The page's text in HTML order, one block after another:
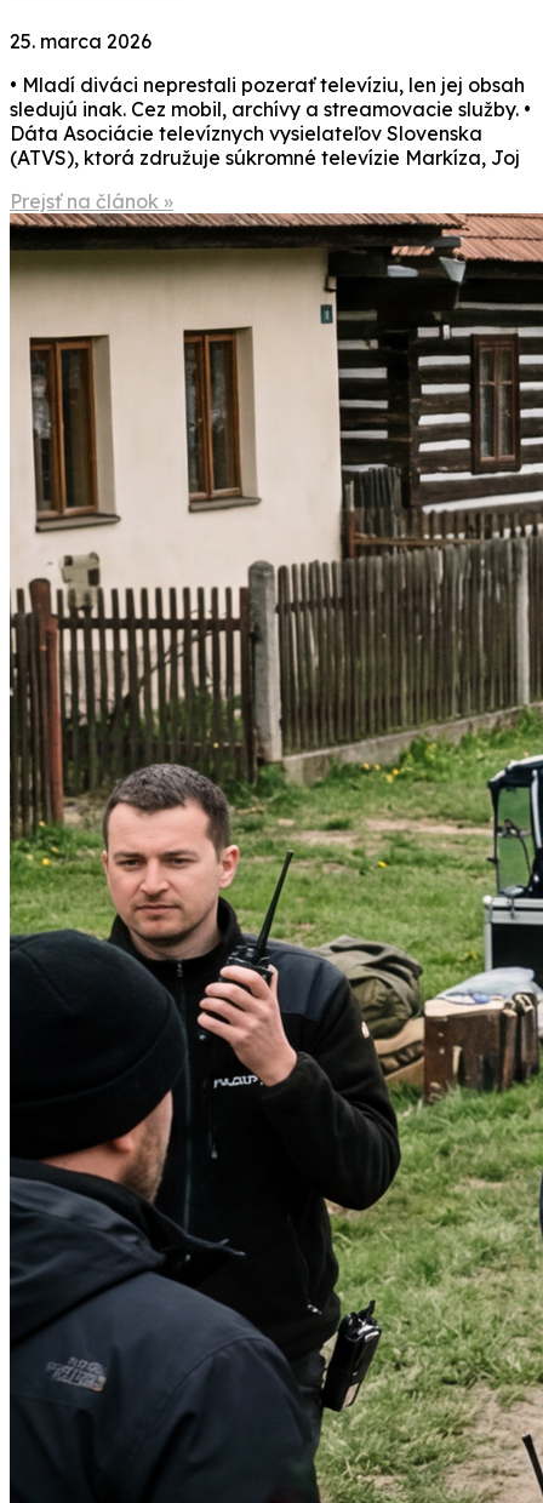
25. marca 2026
• Mladí diváci neprestali pozerať televíziu, len jej obsah
sledujú inak. Cez mobil, archívy a streamovacie služby. •
Dáta Asociácie televíznych vysielateľov Slovenska
(ATVS), ktorá združuje súkromné televízie Markíza, Joj
Prejsť na článok »